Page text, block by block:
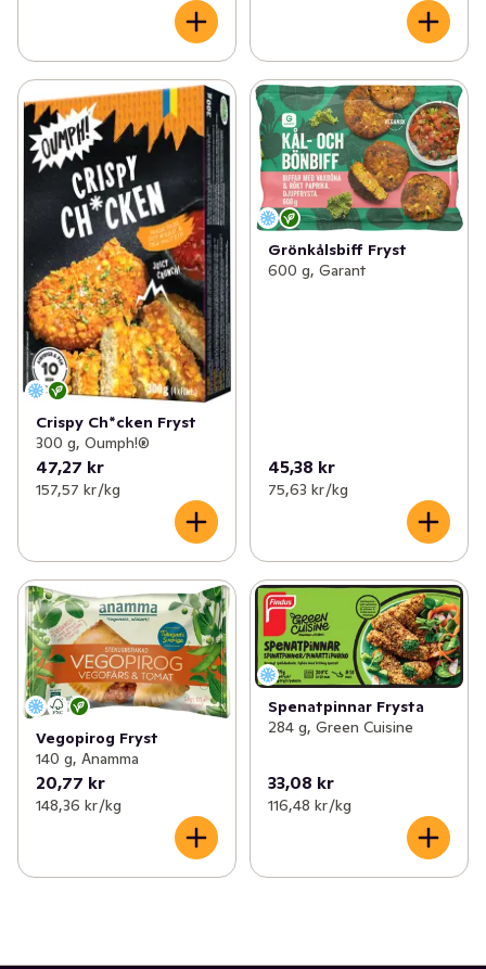
Crispy Ch*cken Fryst
300 g, Oumph!®
47,27 kr
157,57 kr /kg
Grönkålsbiff Fryst
600 g, Garant
45,38 kr
75,63 kr /kg
Vegopirog Fryst
140 g, Anamma
20,77 kr
148,36 kr /kg
Spenatpinnar Frysta
284 g, Green Cuisine
33,08 kr
116,48 kr /kg